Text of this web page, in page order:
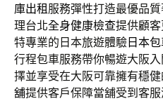
庫出租服務彈性打造最優品
理台北全身健康檢查提供顧
特專業的日本旅遊體驗日本
行程包車服務帶你暢遊大阪
擇並享受在大阪可靠擁有穩
舖提供客戶保障當舖受到客